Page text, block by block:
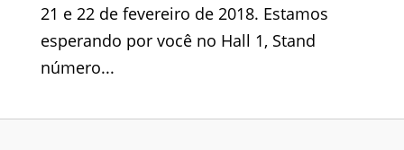
21 e 22 de fevereiro de 2018. Estamos
esperando por você no Hall 1, Stand
número...